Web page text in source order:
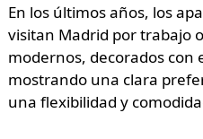
En los últimos años, los
visitan Madrid por trabajo
modernos, decorados con
mostrando una clara
una flexibilidad y